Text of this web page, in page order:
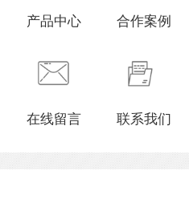
产品中心 合作案例
在线留言 联系我们